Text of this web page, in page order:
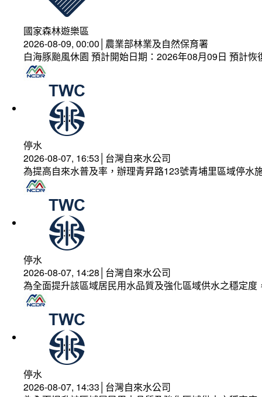
國家森林遊樂區
2026-08-09, 00:00│農業部林業及自然保育署
白海豚颱風休園 預計開始日期：2026年08月09日 預計
停水
2026-08-07, 16:53│台灣自來水公司
為提高自來水普及率，辦理青昇路123號青埔里區域停水
停水
2026-08-07, 14:28│台灣自來水公司
為全面提升該區域居民用水品質及強化區域供水之穩定
停水
2026-08-07, 14:33│台灣自來水公司